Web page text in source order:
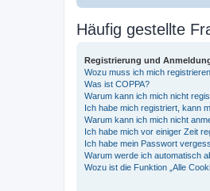
Häufig gestellte
Registrierung und
Wozu muss ich mich
Was ist COPPA?
Warum kann ich mich nicht
Ich habe mich registriert, kann
Warum kann ich mich nicht
Ich habe mich vor einiger Zeit
Ich habe mein Passwort
Warum werde ich automatisch
Wozu ist die Funktion „Alle